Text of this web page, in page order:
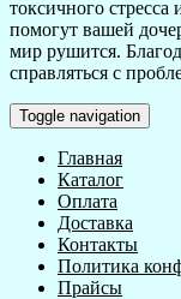
токсичного стресса
помогут вашей
мир рушится.
справляться с
Toggle navigation
Главная
Каталог
Оплата
Доставка
Контакты
Политика
Прайсы